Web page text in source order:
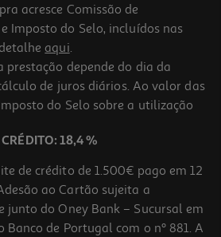
acresce Comissão de
Imposto do Selo, incluídos nas
aqui.
depende do dia da
de juros diários. Ao valor das
do Selo sobre a utilização
18,4 %
de crédito de 1.500€ pago em 12
ao Cartão sujeita a
junto do Oney Bank – Sucursal em
de Portugal com o nº 881. A